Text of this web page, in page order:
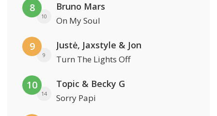
8
10
Bruno Mars
On My Soul
9
9
Justė, Jaxstyle & Jon
Turn The Lights Off
10
14
Topic & Becky G
Sorry Papi